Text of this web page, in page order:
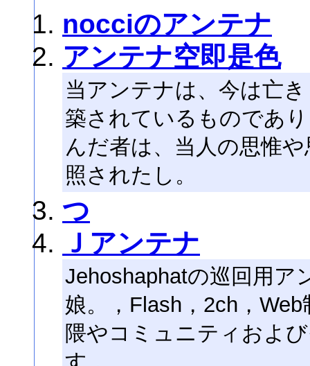
nocciのアンテナ
アンテナ空即是色
当アンテナは、今は亡
築されているものであ
んだ者は、当人の思惟
照されたし。
つ
Ｊアンテナ
Jehoshaphatの巡回用ア
娘。，Flash，2ch，
隈やコミュニティおよ